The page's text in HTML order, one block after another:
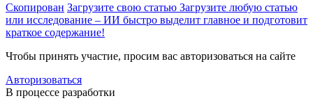
Скопирован Загрузите свою статью Загрузите любую статью
или исследование – ИИ быстро выделит главное и подготовит
краткое содержание!
Чтобы принять участие, просим вас авторизоваться на сайте
Авторизоваться
В процессе разработки